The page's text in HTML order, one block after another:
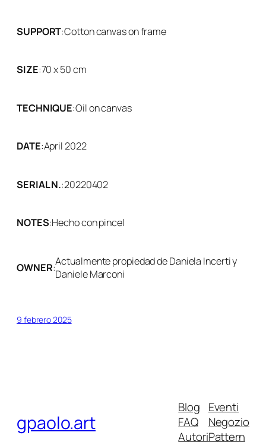
SUPPORT:Cotton canvas on frame
SIZE:70 x 50 cm
TECHNIQUE:Oil on canvas
DATE:April 2022
SERIAL N.:20220402
NOTES:Hecho con pincel
OWNER:Actualmente propiedad de Daniela Incerti y
Daniele Marconi
9 febrero 2025
gpaolo.art
Blog
FAQ
Autori
Eventi
Negozio
Pattern